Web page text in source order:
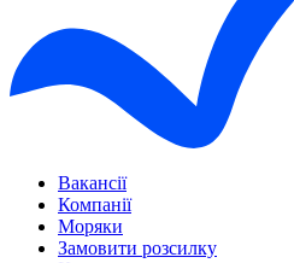
Вакансії
Компанії
Моряки
Замовити розсилку